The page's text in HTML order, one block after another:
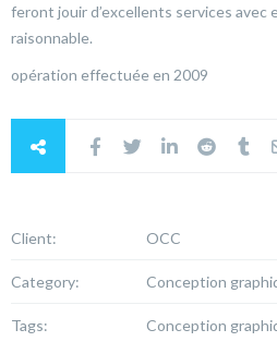
feront jouir d’excellents services avec
raisonnable.
opération effectuée en 2009
Client: OCC
Category: Conception
Tags: Conception